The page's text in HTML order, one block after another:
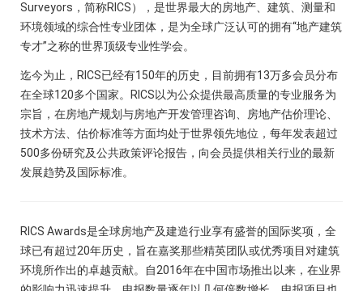
Surveyors，简称RICS），是世界最大的房地产、建筑、测量和
环境领域的综合性专业团体，是为全球广泛认可的拥有“地产建筑
专才”之称的世界顶级专业性学会。
迄今为止，RICS已经有150年的历史，目前拥有13万多会员分布
在全球120多个国家。RICS以为公众提供最高质量的专业服务为
宗旨，在房地产规划与房地产开发管理咨询、房地产估价理论、
技术方法、估价标准等方面均处于世界领先地位，每年发表超过
500多份研究及公共政策评论报告，向会员提供相关行业的最新
发展趋势及国际标准。
RICS Awards是全球房地产及建造行业享有盛誉的国际奖项，全
球已有超过20年历史，旨在嘉奖那些精英团队或优秀项目对建筑
环境所作出的卓越贡献。自2016年在中国市场推出以来，在业界